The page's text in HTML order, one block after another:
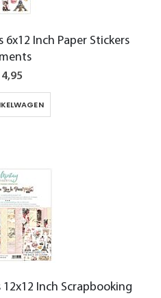
6x12 Inch Paper Stickers
12x12 Inch Scrapbooking